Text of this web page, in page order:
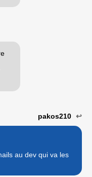
pakos210 ↩
au dev qui va les